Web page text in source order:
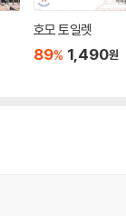
호모 토일렛
89% 1,490원